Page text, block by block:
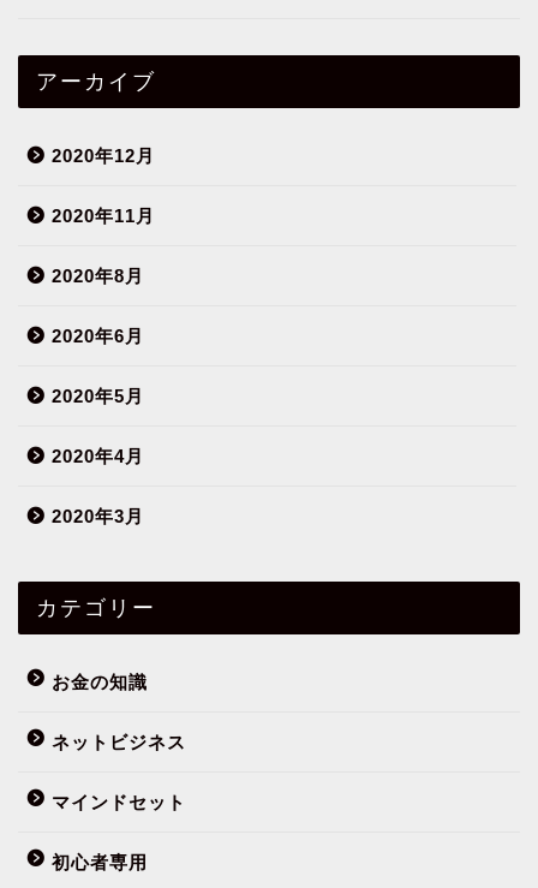
アーカイブ
2020年12月
2020年11月
2020年8月
2020年6月
2020年5月
2020年4月
2020年3月
カテゴリー
お金の知識
ネットビジネス
マインドセット
初心者専用